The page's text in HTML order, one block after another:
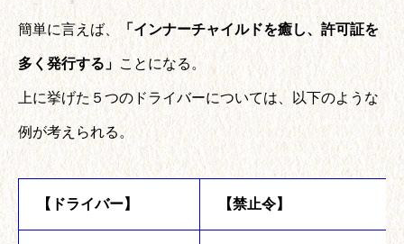
簡単に言えば、 「インナーチャイルドを癒し、許可証を
多く発行する」 ことになる。
上に挙げた５つのドライバーについては、以下のような
例が考えられる。
【ドライバー】 【禁止令】